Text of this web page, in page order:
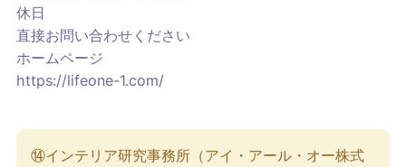
休日
直接お問い合わせください
ホームページ
https://lifeone-1.com/
⑭インテリア研究事務所（アイ・アール・オー株式